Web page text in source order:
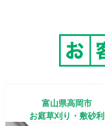
富山県高岡市
お庭草刈り・敷砂利